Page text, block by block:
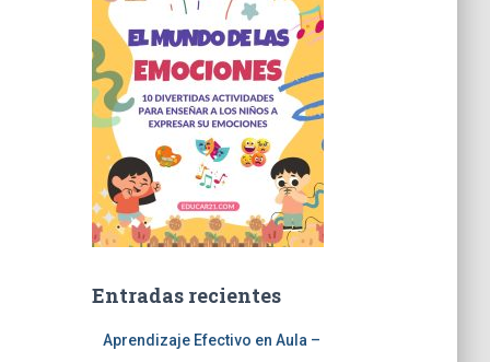
Entradas recientes
Aprendizaje Efectivo en Aula –